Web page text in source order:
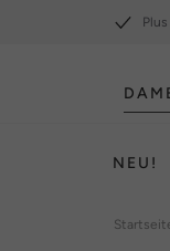
NEU!